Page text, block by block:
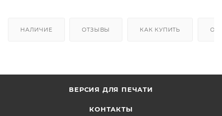
НАЛИЧИЕ ОТЗЫВЫ КАК КУПИТЬ
ВЕРСИЯ ДЛЯ ПЕЧАТИ
КОНТАКТЫ